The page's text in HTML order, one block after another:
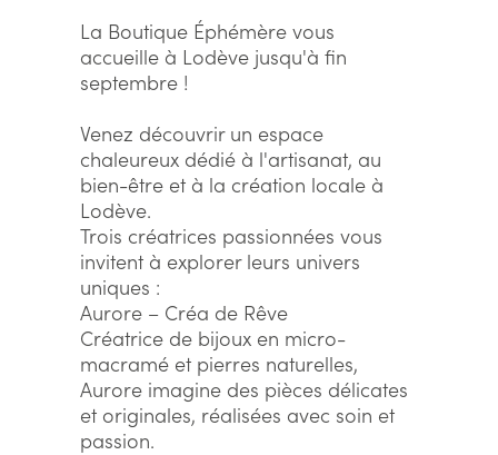
La Boutique Éphémère vous
accueille à Lodève jusqu'à fin
septembre !
Venez découvrir un espace
chaleureux dédié à l'artisanat, au
bien-être et à la création locale à
Lodève.
Trois créatrices passionnées vous
invitent à explorer leurs univers
uniques :
Aurore – Créa de Rêve
Créatrice de bijoux en micro-
macramé et pierres naturelles,
Aurore imagine des pièces délicates
et originales, réalisées avec soin et
passion.